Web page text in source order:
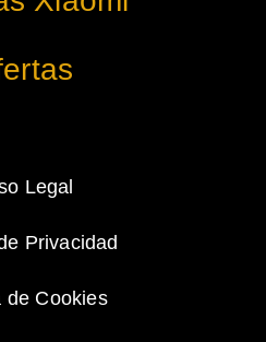
Legal
Privacidad
de Cookies